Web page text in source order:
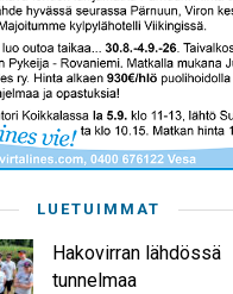
LUETUIMMAT
Hakovirran lähdössä
tunnelmaa